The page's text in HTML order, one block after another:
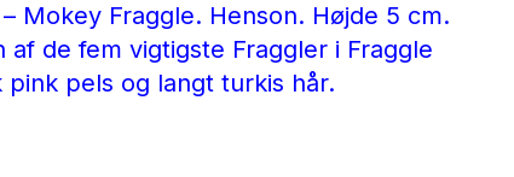
Mokey Fraggle. Henson. Højde 5 cm.
af ​​de fem vigtigste Fraggler i Fraggle
pink pels og langt turkis hår.